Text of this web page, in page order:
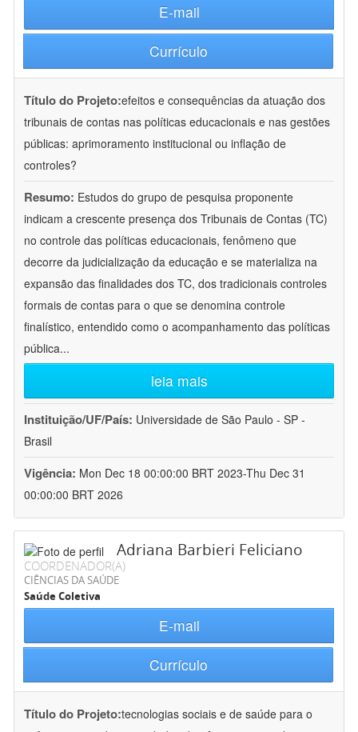
E-mail
Currículo
Título do Projeto:efeitos e consequências da atuação dos
tribunais de contas nas políticas educacionais e nas gestões
públicas: aprimoramento institucional ou inflação de
controles?
Resumo: Estudos do grupo de pesquisa proponente
indicam a crescente presença dos Tribunais de Contas (TC)
no controle das políticas educacionais, fenômeno que
decorre da judicialização da educação e se materializa na
expansão das finalidades dos TC, dos tradicionais controles
formais de contas para o que se denomina controle
finalístico, entendido como o acompanhamento das políticas
pública...
leia mais
Instituição/UF/País: Universidade de São Paulo - SP -
Brasil
Vigência: Mon Dec 18 00:00:00 BRT 2023-Thu Dec 31
00:00:00 BRT 2026
Adriana Barbieri Feliciano
COORDENADOR(A)
CIÊNCIAS DA SAÚDE
Saúde Coletiva
E-mail
Currículo
Título do Projeto:tecnologias sociais e de saúde para o